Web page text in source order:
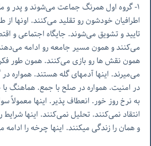
١- گروه اول همرنگ جماعت می‌شوند و پدر و
اطرافیان خودشون رو تقلید می‌کنند. اونها
تایید و تشویق می‌شوند. جایگاه اجتماعی و
می‌کنند و همون مسیر جامعه رو ادامه
همون نقش ها رو بازی می‌کنند. همون طور
می‌میرند. اینها آدمهای گله هستند. همواره در
در امنیت. همواره در صلح با جمع. هماهنگ با
به نرخ روز خور. انعطاف پذیر. اینها معمولاً
انتقاد نمی‌کنند. تحلیل نمی‌کنند. اینها شرایط
و همان را زندگی میکنند. اینها چرخه را